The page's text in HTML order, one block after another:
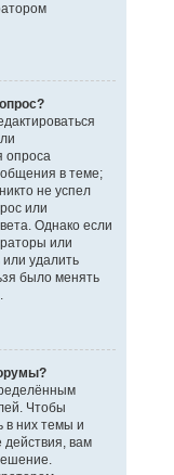
опроса
в теме;
не успел
или
Однако если
или
удалить
было менять
Чтобы
в них темы и
действия, вам